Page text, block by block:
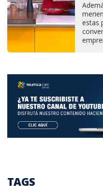
estas
TAGS